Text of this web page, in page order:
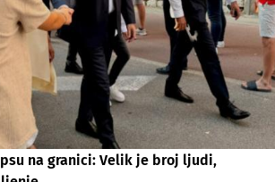
na granici: Velik je broj ljudi,